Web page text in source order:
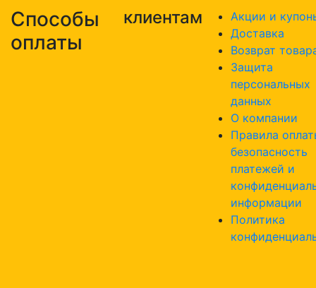
Способы
оплаты
клиентам
Акции и
Доставка
Возврат
Защита
персональных
данных
О компании
Правила
безопасность
платежей и
информации
Политика